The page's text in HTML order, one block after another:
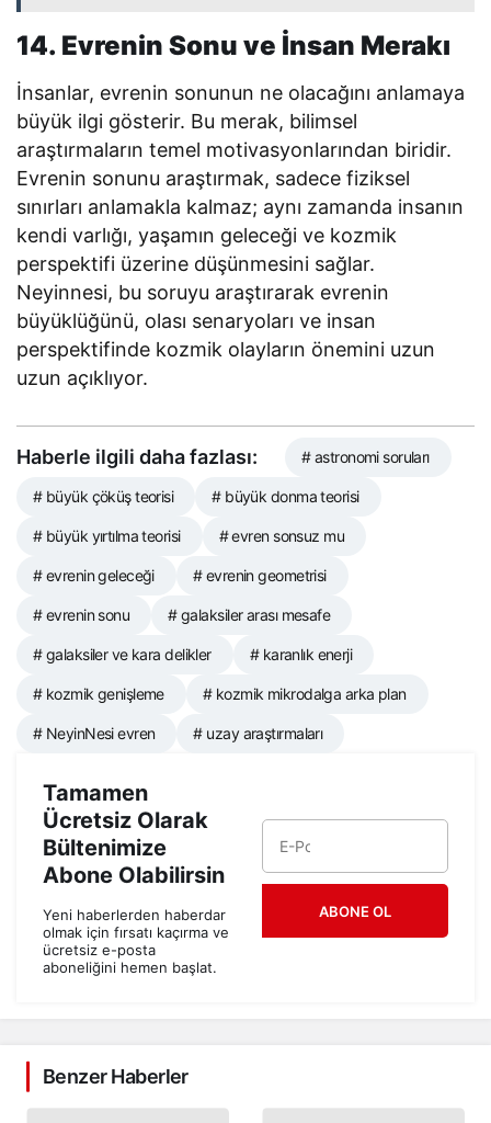
14. Evrenin Sonu ve İnsan Merakı
İnsanlar, evrenin sonunun ne olacağını anlamaya
büyük ilgi gösterir. Bu merak, bilimsel
araştırmaların temel motivasyonlarından biridir.
Evrenin sonunu araştırmak, sadece fiziksel
sınırları anlamakla kalmaz; aynı zamanda insanın
kendi varlığı, yaşamın geleceği ve kozmik
perspektifi üzerine düşünmesini sağlar.
Neyinnesi, bu soruyu araştırarak evrenin
büyüklüğünü, olası senaryoları ve insan
perspektifinde kozmik olayların önemini uzun
uzun açıklıyor.
Haberle ilgili daha fazlası: # astronomi soruları
# büyük çöküş teorisi # büyük donma teorisi
# büyük yırtılma teorisi # evren sonsuz mu
# evrenin geleceği # evrenin geometrisi
# evrenin sonu # galaksiler arası mesafe
# galaksiler ve kara delikler # karanlık enerji
# kozmik genişleme # kozmik mikrodalga arka plan
# NeyinNesi evren # uzay araştırmaları
Tamamen
Ücretsiz Olarak
Bültenimize
Abone Olabilirsin
Yeni haberlerden haberdar
olmak için fırsatı kaçırma ve
ücretsiz e-posta
aboneliğini hemen başlat.
ABONE OL
Benzer Haberler